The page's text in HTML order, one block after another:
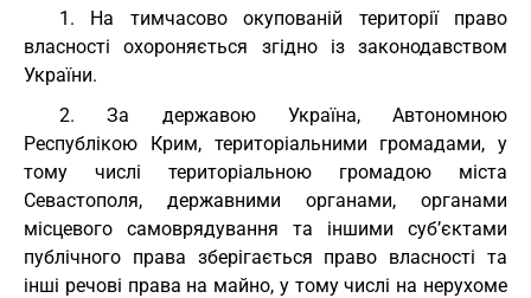
1. На тимчасово окупованій території право
власності охороняється згідно із законодавством
України.
2. За державою Україна, Автономною
Республікою Крим, територіальними громадами, у
тому числі територіальною громадою міста
Севастополя, державними органами, органами
місцевого самоврядування та іншими суб’єктами
публічного права зберігається право власності та
інші речові права на майно, у тому числі на нерухоме